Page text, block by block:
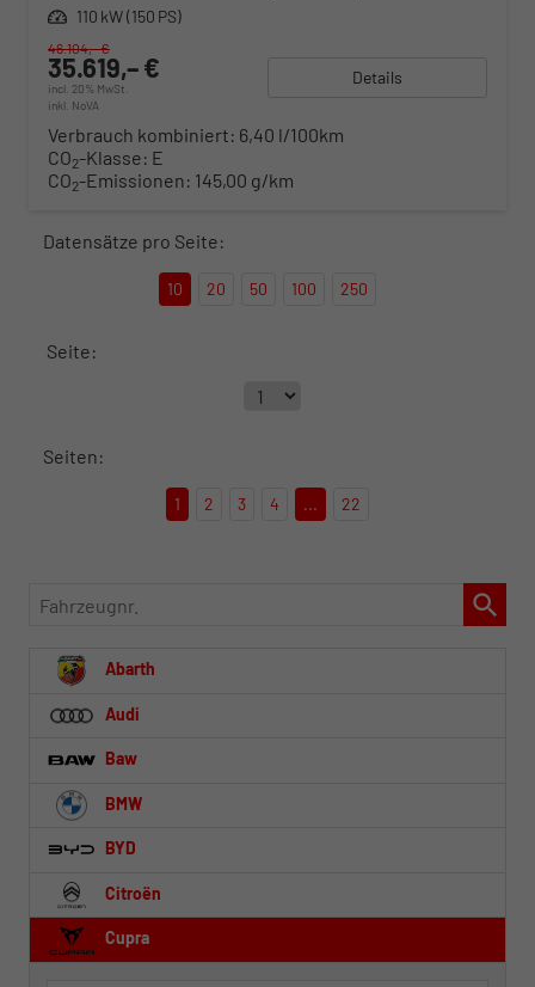
Leistung 110 kW (150 PS)
35.619,– €
incl. 20% MwSt.
inkl. NoVA
46.104,– €
Details
Verbrauch kombiniert: 6,40 l/100km
CO2-Klasse: E
CO2-Emissionen: 145,00 g/km
Datensätze pro Seite:
10 20 50 100 250
Seite:
Seiten:
1 2 3 4 ... 22
Fahrzeugnr.
Abarth
Audi
Baw
BMW
BYD
Citroën
Cupra